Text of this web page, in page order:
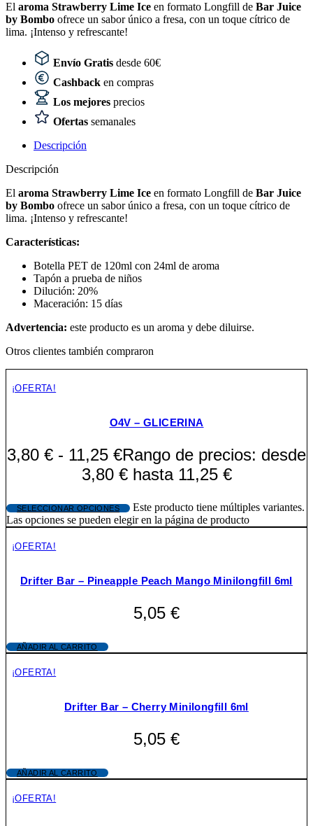
El aroma Strawberry Lime Ice en formato Longfill de Bar Juice
by Bombo ofrece un sabor único a fresa, con un toque cítrico de
lima. ¡Intenso y refrescante!
Envío Gratis desde 60€
Cashback en compras
Los mejores precios
Ofertas semanales
Descripción
Descripción
El aroma Strawberry Lime Ice en formato Longfill de Bar Juice
by Bombo ofrece un sabor único a fresa, con un toque cítrico de
lima. ¡Intenso y refrescante!
Características:
Botella PET de 120ml con 24ml de aroma
Tapón a prueba de niños
Dilución: 20%
Maceración: 15 días
Advertencia: este producto es un aroma y debe diluirse.
Otros clientes también compraron
¡OFERTA!
O4V – GLICERINA
3,80 € - 11,25 €Rango de precios: desde
3,80 € hasta 11,25 €
SELECCIONAR OPCIONES
Este producto tiene múltiples variantes.
Las opciones se pueden elegir en la página de producto
¡OFERTA!
Drifter Bar – Pineapple Peach Mango Minilongfill 6ml
5,05 €
AÑADIR AL CARRITO
¡OFERTA!
Drifter Bar – Cherry Minilongfill 6ml
5,05 €
AÑADIR AL CARRITO
¡OFERTA!